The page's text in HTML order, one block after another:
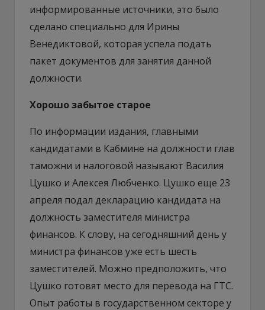
информированные источники, это было
сделано специально для Ирины
Венедиктовой, которая успела подать
пакет документов для занятия данной
должности.
Хорошо забытое старое
По информации издания, главными
кандидатами в Кабмине на должности глав
таможни и налоговой называют Василия
Цушко и Алексея Любченко. Цушко еще 23
апреля подал декларацию кандидата на
должность заместителя министра
финансов. К слову, на сегодняшний день у
министра финансов уже есть шесть
заместителей. Можно предположить, что
Цушко готовят место для перевода на ГТС.
Опыт работы в государственном секторе у